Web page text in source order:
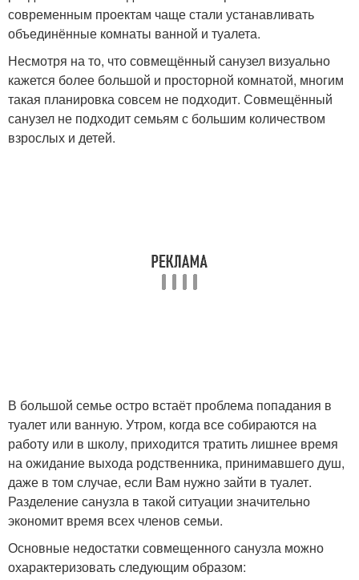
современным проектам чаще стали устанавливать
объединённые комнаты ванной и туалета.
Несмотря на то, что совмещённый санузел визуально
кажется более большой и просторной комнатой, многим
такая планировка совсем не подходит. Совмещённый
санузел не подходит семьям с большим количеством
взрослых и детей.
В большой семье остро встаёт проблема попадания в
туалет или ванную. Утром, когда все собираются на
работу или в школу, приходится тратить лишнее время
на ожидание выхода родственника, принимавшего душ,
даже в том случае, если Вам нужно зайти в туалет.
Разделение санузла в такой ситуации значительно
экономит время всех членов семьи.
Основные недостатки совмещенного санузла можно
охарактеризовать следующим образом: